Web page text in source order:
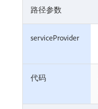
路径参数
serviceProvider
代码